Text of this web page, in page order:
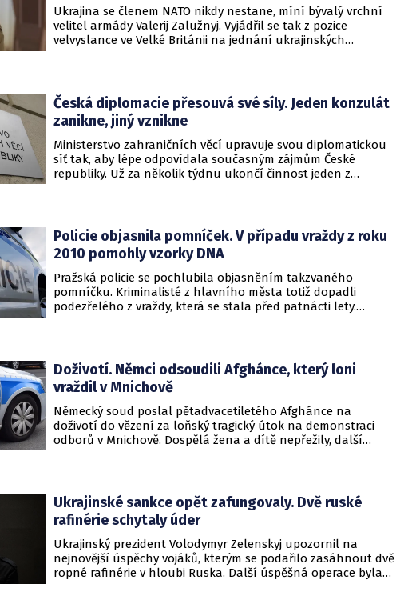
Ukrajina se členem NATO nikdy nestane, míní bývalý vrchní
velitel armády Valerij Zalužnyj. Vyjádřil se tak z pozice
velvyslance ve Velké Británii na jednání ukrajinských
Česká diplomacie přesouvá své síly. Jeden konzulát
zanikne, jiný vznikne
Ministerstvo zahraničních věcí upravuje svou diplomatickou
síť tak, aby lépe odpovídala současným zájmům České
republiky. Už za několik týdnu ukončí činnost jeden z
Policie objasnila pomníček. V případu vraždy z roku
2010 pomohly vzorky DNA
Pražská policie se pochlubila objasněním takzvaného
pomníčku. Kriminalisté z hlavního města totiž dopadli
podezřelého z vraždy, která se stala před patnácti lety.
Doživotí. Němci odsoudili Afghánce, který loni
vraždil v Mnichově
Německý soud poslal pětadvacetiletého Afghánce na
doživotí do vězení za loňský tragický útok na demonstraci
odborů v Mnichově. Dospělá žena a dítě nepřežily, další
Ukrajinské sankce opět zafungovaly. Dvě ruské
rafinérie schytaly úder
Ukrajinský prezident Volodymyr Zelenskyj upozornil na
nejnovější úspěchy vojáků, kterým se podařilo zasáhnout dvě
ropné rafinérie v hloubi Ruska. Další úspěšná operace byla